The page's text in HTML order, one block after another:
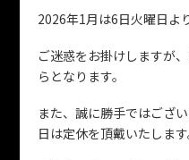
2026年1月は6日火曜日よ
ご迷惑をお掛けしますが
らとなります。
また、誠に勝手ではござ
日は定休を頂戴いたします